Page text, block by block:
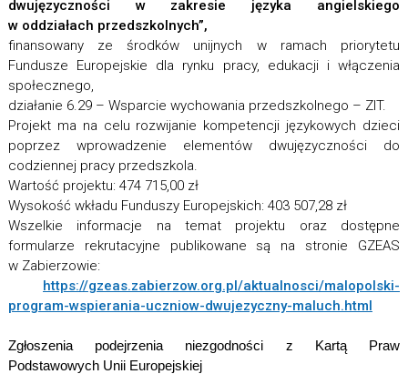
dwujęzyczności w zakresie języka angielskiego
w oddziałach przedszkolnych”,
finansowany ze środków unijnych w ramach priorytetu
Fundusze Europejskie dla rynku pracy, edukacji i włączenia
społecznego,
działanie 6.29 – Wsparcie wychowania przedszkolnego – ZIT.
Projekt ma na celu rozwijanie kompetencji językowych dzieci
poprzez wprowadzenie elementów dwujęzyczności do
codziennej pracy przedszkola.
Wartość projektu: 474 715,00 zł
Wysokość wkładu Funduszy Europejskich: 403 507,28 zł
Wszelkie informacje na temat projektu oraz dostępne
formularze rekrutacyjne publikowane są na stronie GZEAS
w Zabierzowie:
https://gzeas.zabierzow.org.pl/aktualnosci/malopolski-
program-wspierania-uczniow-dwujezyczny-maluch.html
Zgłoszenia podejrzenia niezgodności z Kartą Praw
Podstawowych Unii Europejskiej